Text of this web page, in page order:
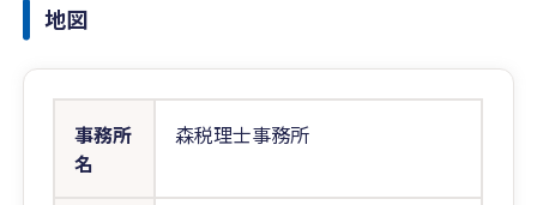
地図
事務所
名
森税理士事務所